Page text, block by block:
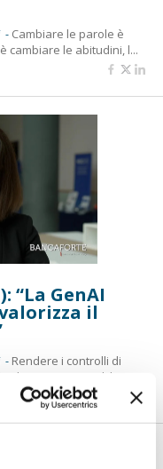
- Cambiare le parole è
cambiare le abitudini, l...
“La GenAI
il
-Rendere i controlli di
e capaci di le...